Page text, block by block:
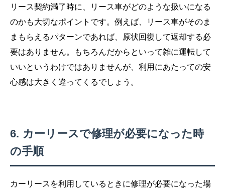
リース契約満了時に、リース車がどのような扱いになる
のかも大切なポイントです。例えば、リース車がそのま
まもらえるパターンであれば、原状回復して返却する必
要はありません。もちろんだからといって雑に運転して
いいというわけではありませんが、利用にあたっての安
心感は大きく違ってくるでしょう。
カーリースで修理が必要になった時
の手順
カーリースを利用しているときに修理が必要になった場